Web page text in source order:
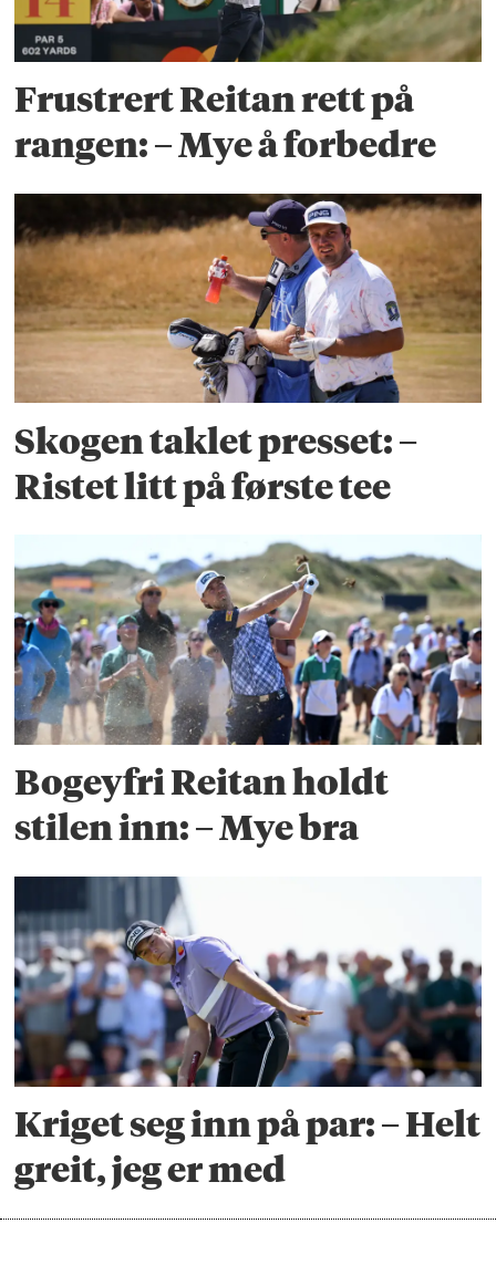
Frustrert Reitan rett på
rangen: – Mye å forbedre
Skogen taklet presset: –
Ristet litt på første tee
Bogeyfri Reitan holdt
stilen inn: – Mye bra
Kriget seg inn på par: – Helt
greit, jeg er med